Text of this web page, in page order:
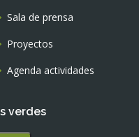
Sala de prensa
Proyectos
Agenda actividades
verdes